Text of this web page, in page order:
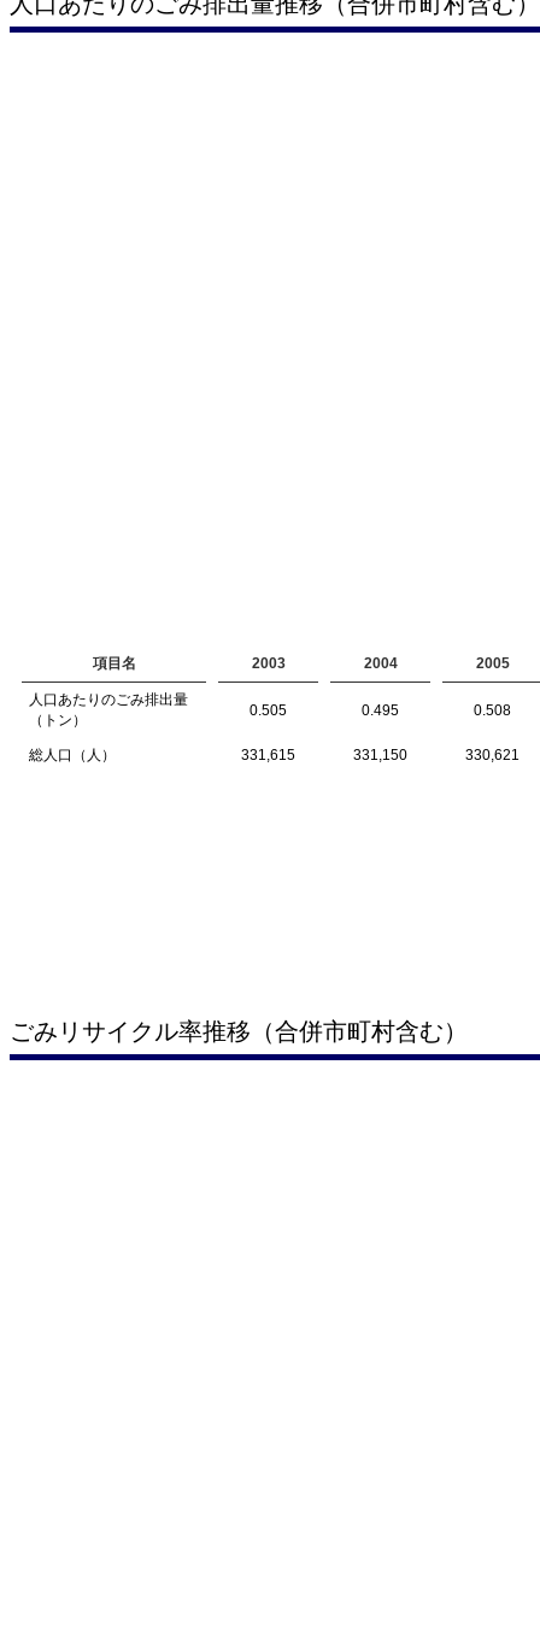
項目名 2003 2004 2005
人口あたりのごみ排出量
（トン）
0.505 0.495 0.508
総人口（人） 331,615 331,150 330,621
ごみリサイクル率推移（合併市町村含む）